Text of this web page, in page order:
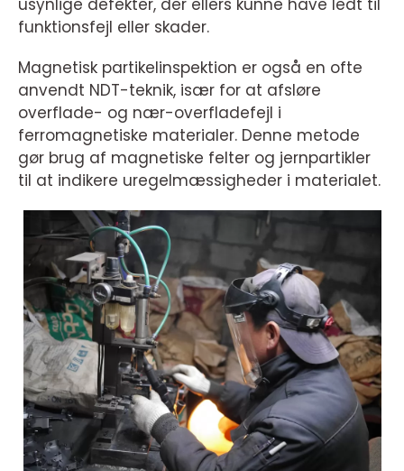
usynlige defekter, der ellers kunne have ledt til
funktionsfejl eller skader.
Magnetisk partikelinspektion er også en ofte
anvendt NDT-teknik, især for at afsløre
overflade- og nær-overfladefejl i
ferromagnetiske materialer. Denne metode
gør brug af magnetiske felter og jernpartikler
til at indikere uregelmæssigheder i materialet.